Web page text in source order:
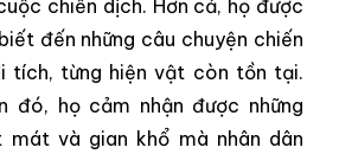
chiến dịch. Hơn cả, họ được
đến những câu chuyện chiến
tích, từng hiện vật còn tồn tại.
đó, họ cảm nhận được những
mát và gian khổ mà nhân dân